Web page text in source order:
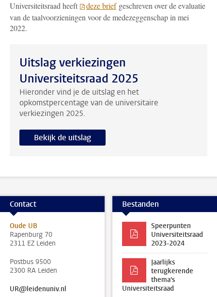
Universiteitsraad heeft
deze briefgeschreven over de evaluatie
van de taalvoorzieningen voor de medezeggenschap in mei
2022.
Uitslag verkiezingen
Universiteitsraad 2025
Hieronder vind je de uitslag en het
opkomstpercentage van de universitaire
verkiezingen 2025.
Bekijk de uitslag
Contact
Oude UB
Rapenburg 70
2311 EZ Leiden
Postbus 9500
2300 RA Leiden
UR@leidenuniv.nl
Bestanden
Speerpunten
Universiteitsraad
2023-2024
Jaarlijks
terugkerende
thema's
Universiteitsraad